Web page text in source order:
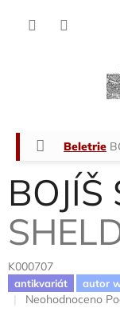
Domů
Beletrie
BOJÍŠ
K000707
antikvariát autor
Průměrné
Neohodnoceno